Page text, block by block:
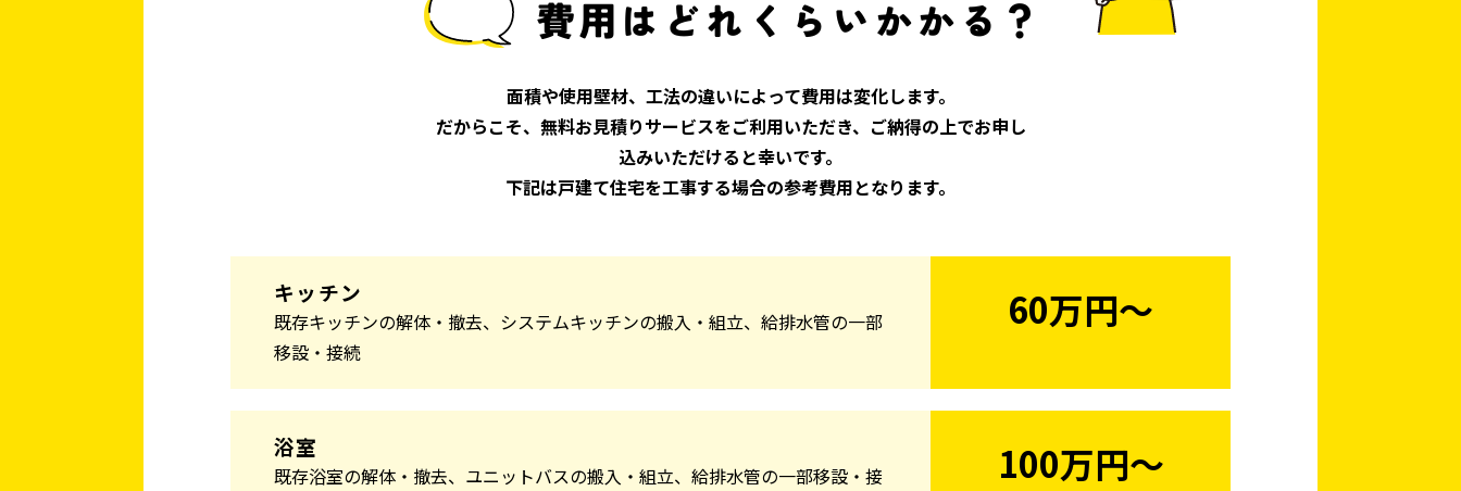
費用はどれくらいかかる？
面積や使用壁材、工法の違いによって費用は変化します。
だからこそ、無料お見積りサービスをご利用いただき、ご納得の上でお申し
込みいただけると幸いです。
下記は戸建て住宅を工事する場合の参考費用となります。
キッチン
既存キッチンの解体・撤去、システムキッチンの搬入・組立、給排水管の一部
移設・接続
60万円〜
浴室
既存浴室の解体・撤去、ユニットバスの搬入・組立、給排水管の一部移設・接
100万円〜